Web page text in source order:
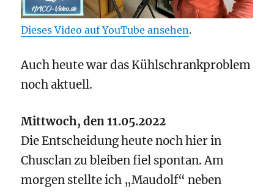
Dieses Video auf YouTube ansehen.
Auch heute war das Kühlschrankproblem
noch aktuell.
Mittwoch, den 11.05.2022
Die Entscheidung heute noch hier in
Chusclan zu bleiben fiel spontan. Am
morgen stellte ich „Maudolf“ neben